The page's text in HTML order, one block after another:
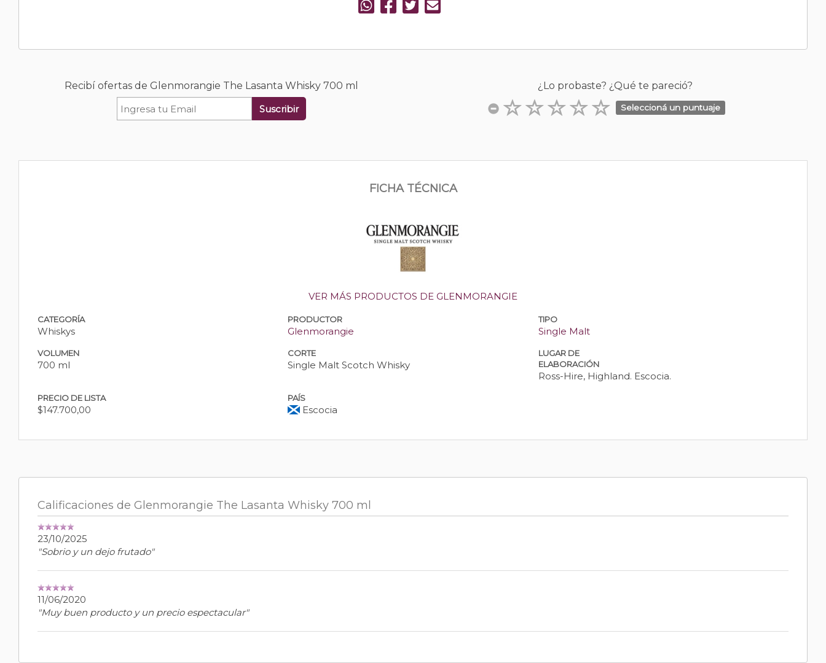
Recibí ofertas de Glenmorangie The Lasanta Whisky 700 ml
Suscribir
¿Lo probaste? ¿Qué te pareció?
Seleccioná un puntuaje
FICHA TÉCNICA
VER MÁS PRODUCTOS DE GLENMORANGIE
CATEGORÍA
Whiskys
PRODUCTOR
Glenmorangie
TIPO
Single Malt
VOLUMEN
700 ml
CORTE
Single Malt Scotch Whisky
LUGAR DE
ELABORACIÓN
Ross-Hire, Highland. Escocia.
PRECIO DE LISTA
$147.700,00
PAÍS
Escocia
Calificaciones de Glenmorangie The Lasanta Whisky 700 ml
23/10/2025
"Sobrio y un dejo frutado"
11/06/2020
"Muy buen producto y un precio espectacular"